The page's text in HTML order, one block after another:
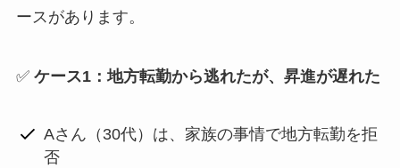
ースがあります。
✅ ケース1：地方転勤から逃れたが、昇進が遅れた
Aさん（30代）は、家族の事情で地方転勤を拒
否